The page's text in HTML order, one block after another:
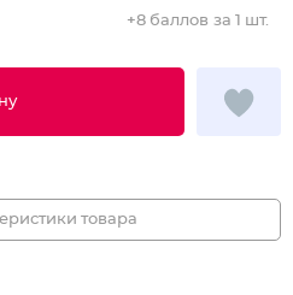
+8 баллов за 1 шт.
товара